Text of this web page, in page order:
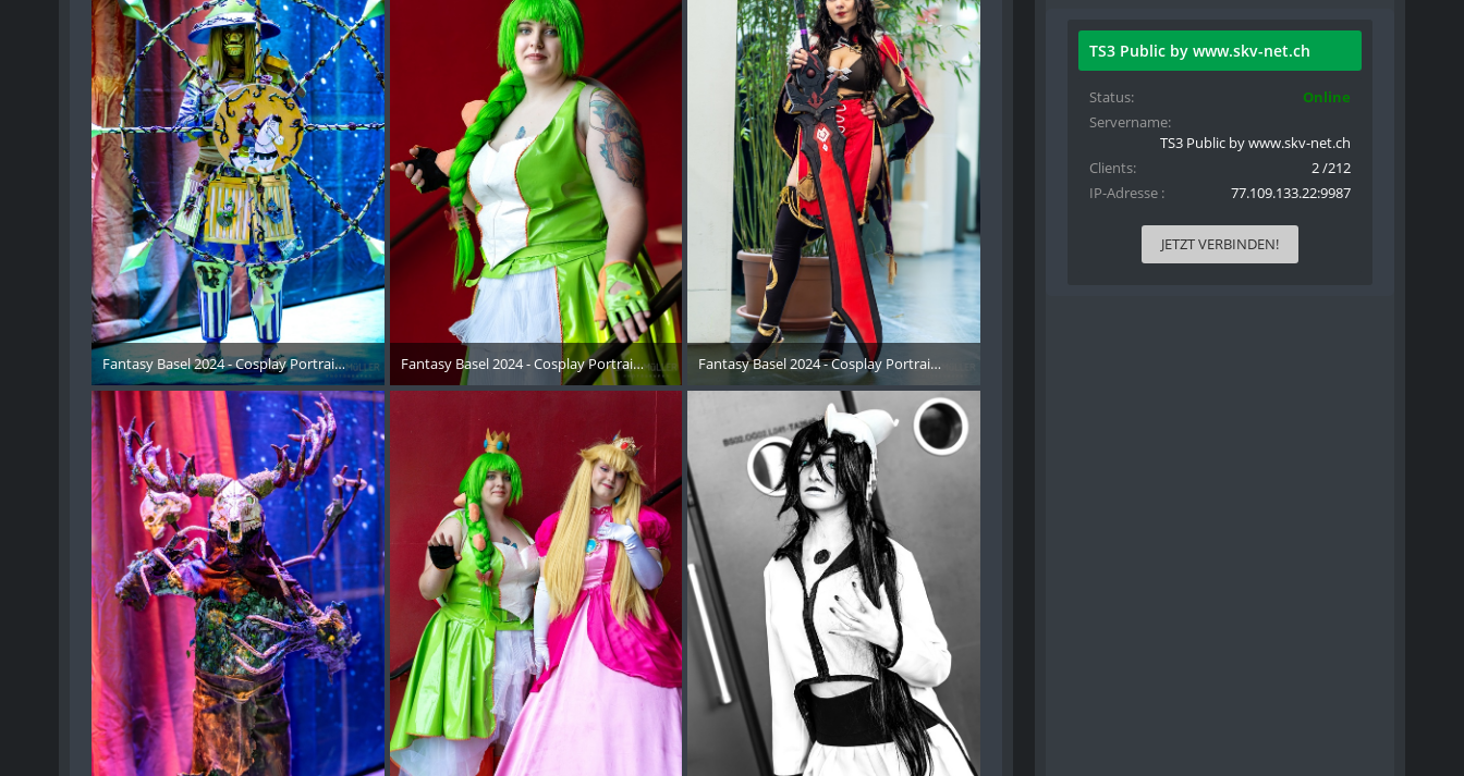
Fantasy Basel 2024 - Cosplay Portraits Instagram RECAP - 002
15. Mai 2024
Fantasy Basel 2024 - Cosplay Portraits Instagram RECAP - 012
15. Mai 2024
Fantasy Basel 2024 - Cosplay Portraits Instagram RECAP - 022
15. Mai 2024
TS3 Public by www.skv-net.ch
Status
Online
Servername
TS3 Public by www.skv-net.ch
Clients
2 /212
IP-Adresse
77.109.133.22:9987
JETZT VERBINDEN!